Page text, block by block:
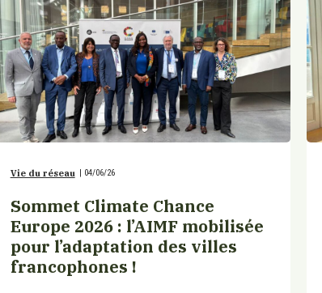
Vie du réseau 04/06/26
Sommet Climate Chance
Europe 2026 : l’AIMF mobilisée
pour l’adaptation des villes
francophones !